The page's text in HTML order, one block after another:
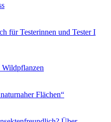
für Testerinnen und Tester I
Flächen“